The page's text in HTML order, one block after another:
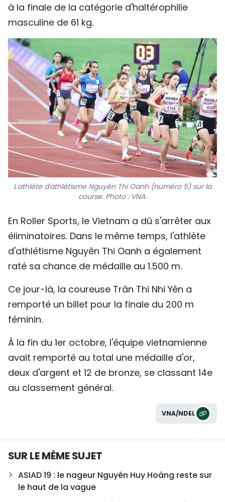
à la finale de la catégorie d'haltérophilie
masculine de 61 kg.
L'athlète d'athlétisme Nguyên Thi Oanh (numéro 5) sur la
course. Photo : VNA.
En Roller Sports, le Vietnam a dû s'arrêter aux
éliminatoires. Dans le même temps, l'athlète
d'athlétisme Nguyên Thi Oanh a également
raté sa chance de médaille au 1.500 m.
Ce jour-là, la coureuse Trân Thi Nhi Yên a
remporté un billet pour la finale du 200 m
féminin.
À la fin du 1er octobre, l'équipe vietnamienne
avait remporté au total une médaille d'or,
deux d'argent et 12 de bronze, se classant 14e
au classement général.
VNA/NDEL
SUR LE MÊME SUJET
ASIAD 19 : le nageur Nguyên Huy Hoàng reste sur
le haut de la vague